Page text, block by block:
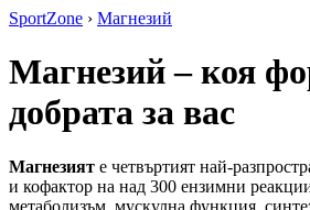
SportZone › Магнезий
Магнезий – коя
добрата за вас
Магнезият е четвъртият най-
и кофактор на над 300 ензимни
метаболизъм, мускулна функция,